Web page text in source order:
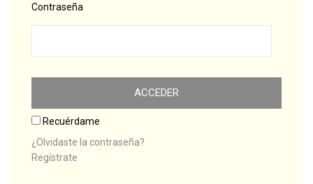
Contraseña
Recuérdame
¿Olvidaste la contraseña?
Regístrate